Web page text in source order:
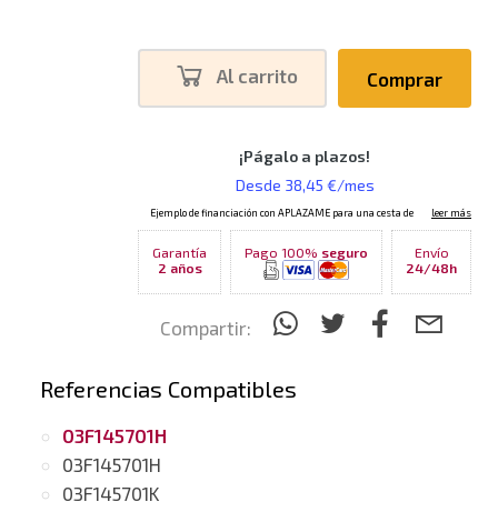
Al carrito Comprar
Garantía
2 años
Pago 100% seguro
Envío
24/48h
Compartir:
Referencias Compatibles
03F145701H
03F145701H
03F145701K